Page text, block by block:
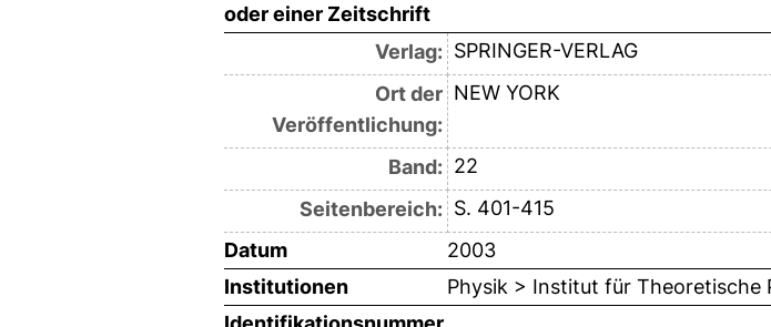
oder einer Zeitschrift
Verlag: SPRINGER-VERLAG
Ort der
Veröffentlichung:
NEW YORK
Band: 22
Seitenbereich: S. 401-415
Datum
2003
Institutionen
Physik > Institut für Theoretische